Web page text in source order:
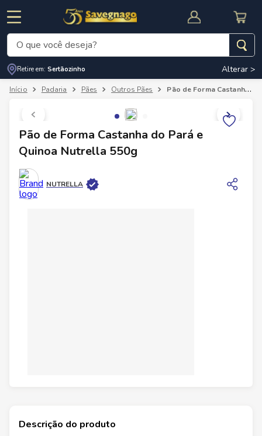
CUPOM DE DESCONTO
O que você deseja?
Retire em: Sertãozinho Alterar >
Padaria Pães Outros Pães Pão de Forma Castanha do Pará e Quinoa Nutrella 550g
Pão de Forma Castanha do Pará e
Quinoa Nutrella 550g
NUTRELLA
Descrição do produto
Termos mais buscados
cafe
3º
cerveja
5º arroz